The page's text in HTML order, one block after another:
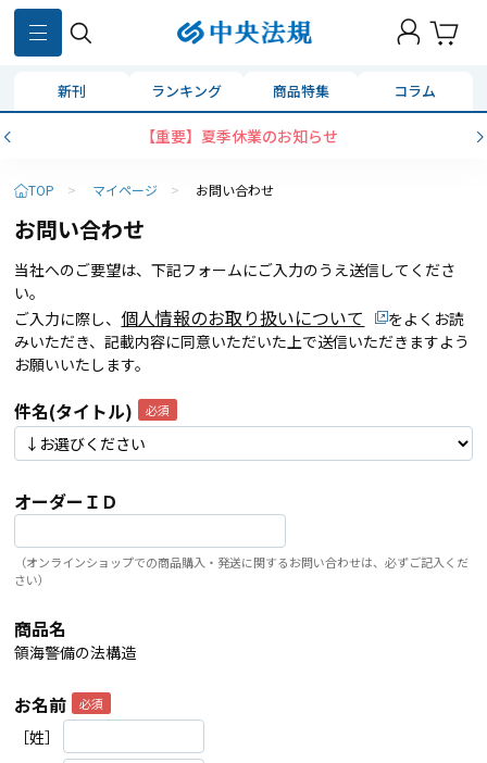
新刊 ランキング 商品特集 コラム
【重要】夏季休業のお知らせ
TOP > マイページ > お問い合わせ
お問い合わせ
当社へのご要望は、下記フォームにご入力のうえ送信してくださ
い。
ご入力に際し、 個人情報のお取り扱いについて
をよくお読
みいただき、記載内容に同意いただいた上で送信いただきますよう
お願いいたします。
件名(タイトル)
オーダーＩＤ
（オンラインショップでの商品購入・発送に関するお問い合わせは、必ずご記入くだ
さい）
商品名
領海警備の法構造
お名前
［姓］